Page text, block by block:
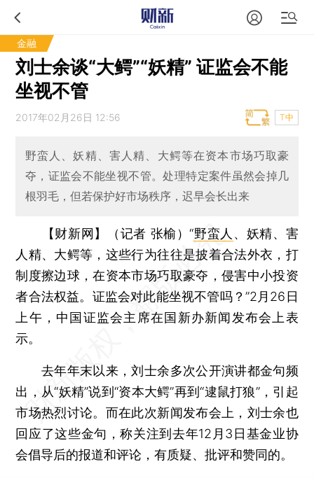
金融
刘士余谈“大鳄”“妖精” 证监会不能
坐视不管
2017年02月26日 12:56 T中
野蛮人、妖精、害人精、大鳄等在资本市场巧取豪
夺，证监会不能坐视不管。处理特定案件虽然会掉几
根羽毛，但若保护好市场秩序，迟早会长出来
【财新网】（记者 张榆）“野蛮人 、妖精、害
人精、大鳄等，这些行为往往是披着合法外衣，打
制度擦边球，在资本市场巧取豪夺，侵害中小投资
者合法权益。证监会对此能坐视不管吗？”2月26日
上午，中国证监会主席在国新办新闻发布会上表
示。
去年年末以来，刘士余多次公开演讲都金句频
出，从“妖精”说到“资本大鳄”再到“逮鼠打狼”，引起
市场热烈讨论。而在此次新闻发布会上，刘士余也
回应了这些金句，称关注到去年12月3日基金业协
会倡导后的报道和评论，有质疑、批评和赞同的。